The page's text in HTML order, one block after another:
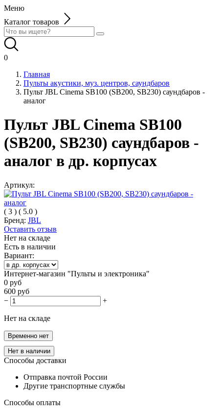
Меню
Каталог товаров
0
Главная
Пульты акустики, муз. центров, саундбаров
Пульт JBL Cinema SB100 (SB200, SB230) саундбаров -
аналог
Пульт JBL Cinema SB100
(SB200, SB230) саундбаров -
аналог в др. корпусах
Артикул:
( 3 ) ( 5.0 )
Бренд: JBL
Оставить отзыв
Нет на складе
Есть в наличии
Вариант:
Интернет-магазин "Пульты и электроника"
0 руб
600 руб
−
+
Нет на складе
Временно нет
Нет в наличии
Способы доставки
Отправка почтой России
Другие транспортные службы
Способы оплаты